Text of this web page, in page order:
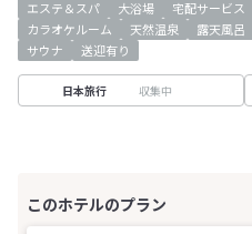
エステ＆スパ 大浴場 宅配サービス
カラオケルーム
天然温泉 露天風呂
サウナ
送迎有り
日本旅行 収集中